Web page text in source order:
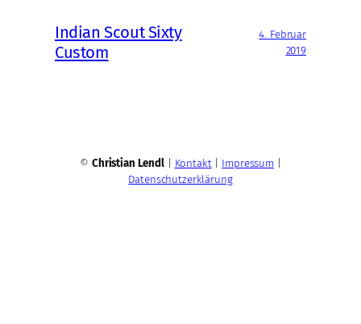
Indian Scout Sixty
Custom
4. Februar
2019
© Christian Lendl| Kontakt| Impressum
Datenschutzerklärung